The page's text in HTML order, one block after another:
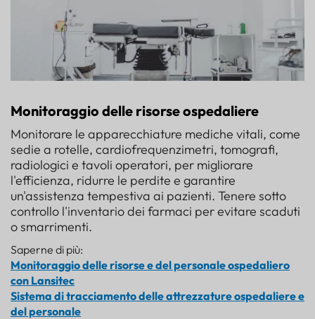
Monitoraggio delle risorse ospedaliere
Monitorare le apparecchiature mediche vitali, come
sedie a rotelle, cardiofrequenzimetri, tomografi,
radiologici e tavoli operatori, per migliorare
l'efficienza, ridurre le perdite e garantire
un'assistenza tempestiva ai pazienti. Tenere sotto
controllo l'inventario dei farmaci per evitare scaduti
o smarrimenti.
Saperne di più:
Monitoraggio delle risorse e del personale ospedaliero
con Lansitec
Sistema di tracciamento delle attrezzature ospedaliere e
del personale